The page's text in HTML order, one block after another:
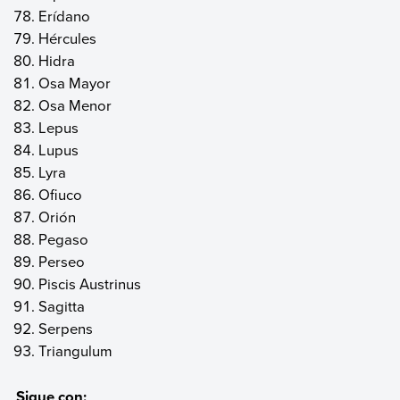
Erídano‎
Hércules‎
Hidra‎
Osa Mayor‎
Osa Menor‎
Lepus‎
Lupus‎
Lyra‎
Ofiuco‎
Orión‎
Pegaso‎
Perseo‎
Piscis Austrinus‎
Sagitta‎
Serpens‎
Triangulum‎